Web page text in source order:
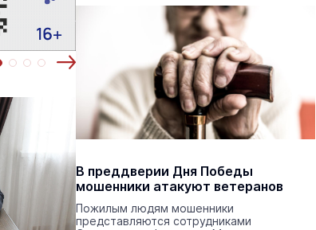
В преддверии Дня Победы
мошенники атакуют ветеранов
Пожилым людям мошенники
представляются сотрудниками